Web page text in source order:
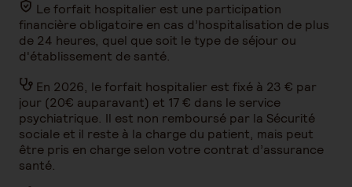
Le forfait hospitalier est une participation
financière obligatoire en cas d’hospitalisation de plus
de 24 heures, quel que soit le type de séjour ou
d'établissement de santé.
En 2026, le forfait hospitalier est fixé à 23 € par
jour (20€ auparavant) et 17 € dans le service
psychiatrique. Il est non remboursé par la Sécurité
sociale et il reste à la charge du patient, mais peut
être pris en charge selon votre contrat d’assurance
santé.